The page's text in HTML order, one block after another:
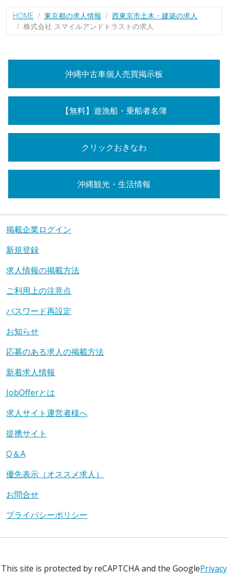
HOME 東京都の求人情報
西東京市土木・建築の求人
株式会社 スマイルアンドトラストの求人
沖縄中古車個人売買掲示板
【無料】遊漁船・乗船者名簿
クリックおきなわ
沖縄観光・生活情報
掲載企業ログイン
新規登録
求人情報の掲載方法
ご利用上の注意点
パスワード再設定
お知らせ
応募のある求人の掲載方法
新着求人情報
JobOfferとは
求人サイト運営者様へ
提携サイト
Q＆A
優先表示（オススメ求人）
お問合せ
プライバシーポリシー
This site is protected by reCAPTCHA and the GooglePrivacy